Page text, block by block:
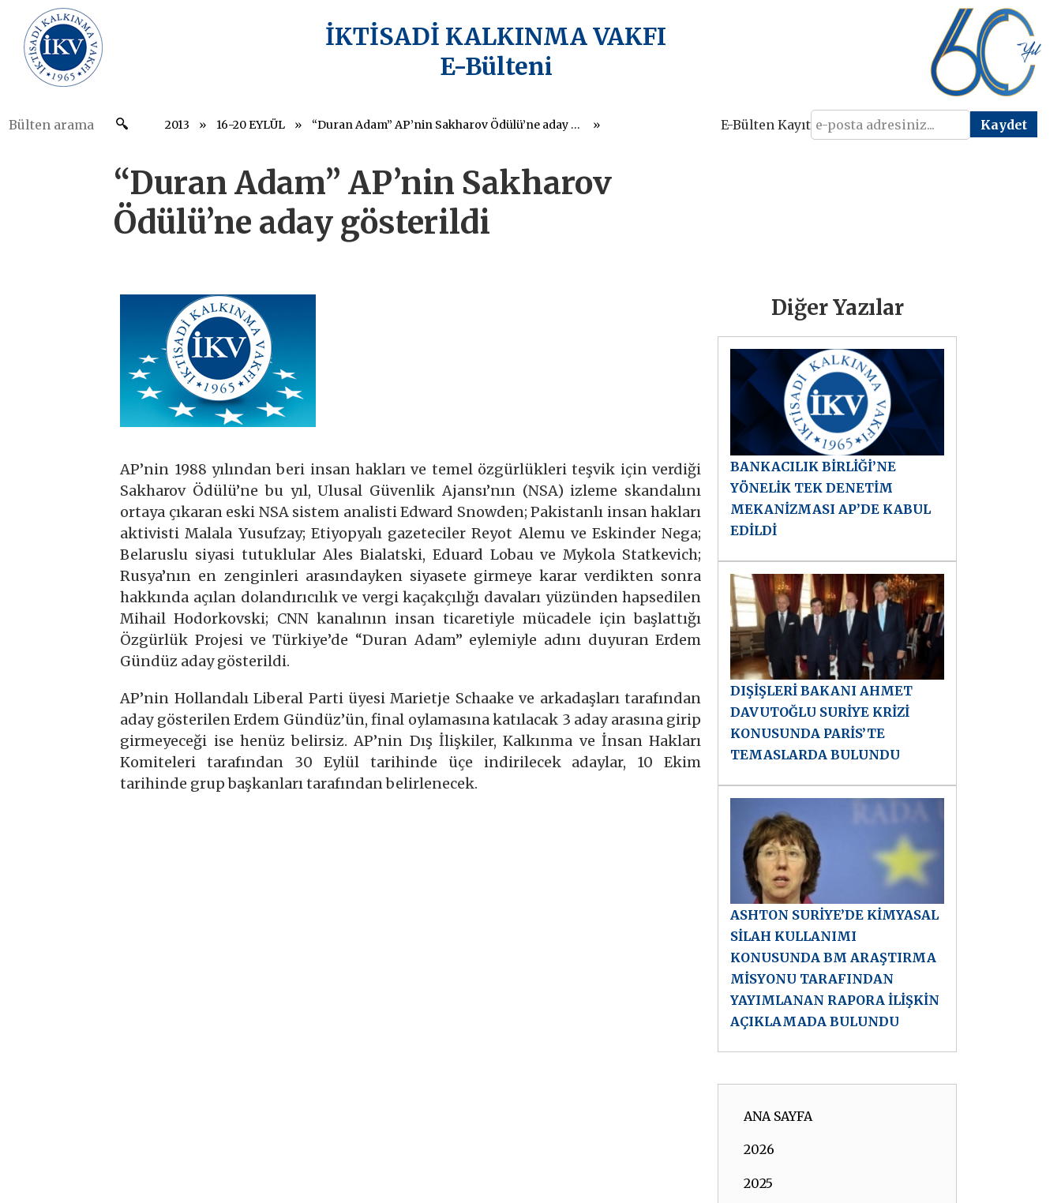
İKTİSADİ KALKINMA VAKFI
E-Bülteni
2013 16-20 EYLÜL “Duran Adam” AP’nin Sakharov Ödülü’ne aday gösterildi E-Bülten Kayıt
“Duran Adam” AP’nin Sakharov
Ödülü’ne aday gösterildi
AP’nin 1988 yılından beri insan hakları ve temel özgürlükleri teşvik için verdiği
Sakharov Ödülü’ne bu yıl, Ulusal Güvenlik Ajansı’nın (NSA) izleme skandalını
ortaya çıkaran eski NSA sistem analisti Edward Snowden; Pakistanlı insan hakları
aktivisti Malala Yusufzay; Etiyopyalı gazeteciler Reyot Alemu ve Eskinder Nega;
Belaruslu siyasi tutuklular Ales Bialatski, Eduard Lobau ve Mykola Statkevich;
Rusya’nın en zenginleri arasındayken siyasete girmeye karar verdikten sonra
hakkında açılan dolandırıcılık ve vergi kaçakçılığı davaları yüzünden hapsedilen
Mihail Hodorkovski; CNN kanalının insan ticaretiyle mücadele için başlattığı
Özgürlük Projesi ve Türkiye’de “Duran Adam” eylemiyle adını duyuran Erdem
Gündüz aday gösterildi.
AP’nin Hollandalı Liberal Parti üyesi Marietje Schaake ve arkadaşları tarafından
aday gösterilen Erdem Gündüz’ün, final oylamasına katılacak 3 aday arasına girip
girmeyeceği ise henüz belirsiz. AP’nin Dış İlişkiler, Kalkınma ve İnsan Hakları
Komiteleri tarafından 30 Eylül tarihinde üçe indirilecek adaylar, 10 Ekim
tarihinde grup başkanları tarafından belirlenecek.
Diğer Yazılar
BANKACILIK BİRLİĞİ’NE
YÖNELİK TEK DENETİM
MEKANİZMASI AP’DE KABUL
EDİLDİ
DIŞİŞLERİ BAKANI AHMET
DAVUTOĞLU SURİYE KRİZİ
KONUSUNDA PARİS’TE
TEMASLARDA BULUNDU
ASHTON SURİYE’DE KİMYASAL
SİLAH KULLANIMI
KONUSUNDA BM ARAŞTIRMA
MİSYONU TARAFINDAN
YAYIMLANAN RAPORA İLİŞKİN
AÇIKLAMADA BULUNDU
ANA SAYFA
2026
2025